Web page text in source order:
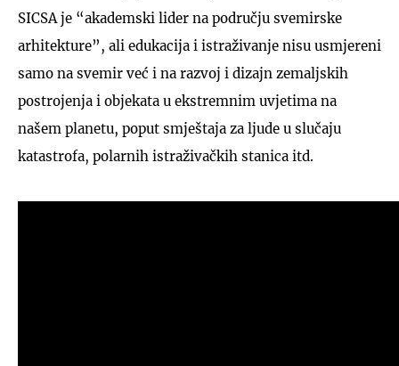
SICSA je “akademski lider na području svemirske
arhitekture”, ali edukacija i istraživanje nisu usmjereni
samo na svemir već i na razvoj i dizajn zemaljskih
postrojenja i objekata u ekstremnim uvjetima na
našem planetu, poput smještaja za ljude u slučaju
katastrofa, polarnih istraživačkih stanica itd.